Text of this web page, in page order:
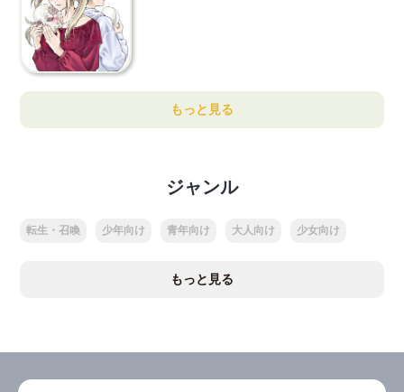
もっと見る
ジャンル
転生・召喚 少年向け 青年向け 大人向け 少女向け
もっと見る